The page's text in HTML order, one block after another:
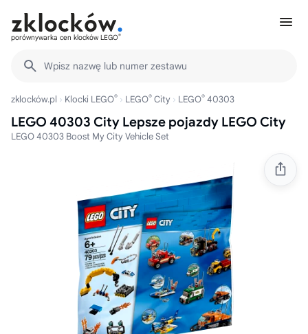
porównywarka cen klocków LEGO®
Wpisz nazwę lub numer zestawu
zklocków.pl Klocki LEGO® LEGO® City LEGO® 40303
LEGO 40303 City Lepsze pojazdy LEGO City
LEGO 40303 Boost My City Vehicle Set